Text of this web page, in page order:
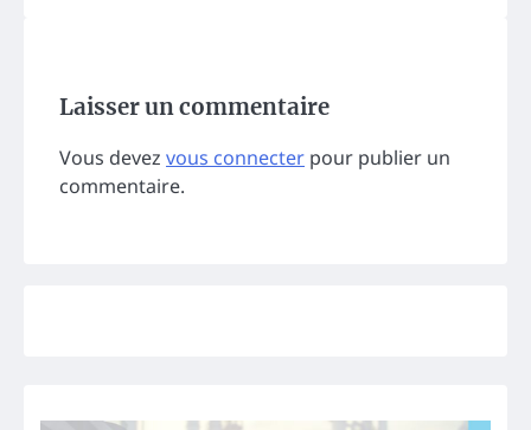
Laisser un commentaire
Vous devez vous connecter pour publier un
commentaire.